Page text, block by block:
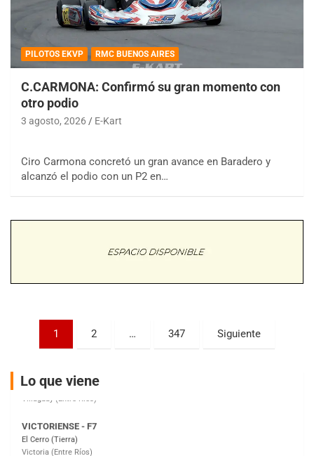
PILOTOS EKVP RMC BUENOS AIRES
C.CARMONA: Confirmó su gran momento con
otro podio
3 agosto, 2026 E-Kart
Ciro Carmona concretó un gran avance en Baradero y
alcanzó el podio con un P2 en…
Paginación
entradas
1 2 … 347 Siguiente
Lo que viene
COBERTURA ESPECIAL DE E-KART.COM.AR
08/09-AGO
IAME SERIES ARGENTINA 6
Parque de la Velocidad (Asfalto)
Villaguay (Entre Ríos)
Victoria (Entre Ríos)
Moto Club Reginense (Tierra)
Gral. E. Godoy (Río Negro)